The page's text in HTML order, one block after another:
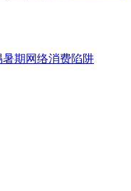
期网络消费陷阱